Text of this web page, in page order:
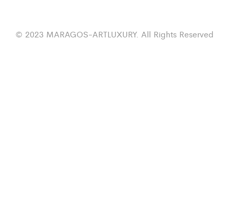
© 2023 MARAGOS-ARTLUXURY. All Rights Reserved